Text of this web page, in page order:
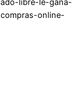
libre-le-gana-
online-